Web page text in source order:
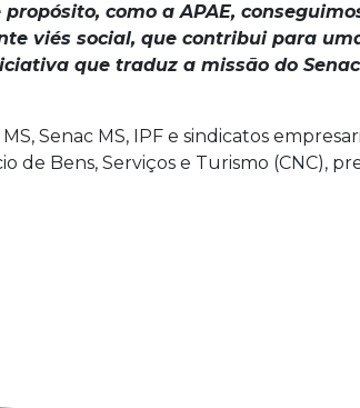
como a APAE,
viés social, que contribui para
que traduz a missão do
Senac MS, IPF e sindicatos
Bens, Serviços e Turismo (CNC),